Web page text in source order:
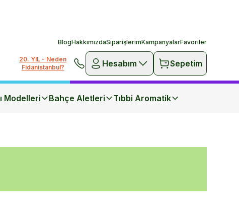
BlogHakkımızdaSiparişlerimKampanyalarFavoriler
20. YIL - Neden
Fidanistanbul?
Hesabım Sepetim
Modelleri Bahçe Aletleri Tıbbi Aromatik